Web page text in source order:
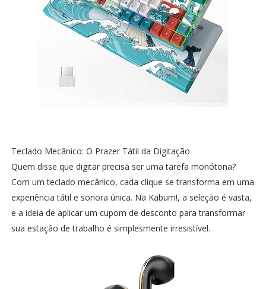
Teclado Mecânico: O Prazer Tátil da Digitação
Quem disse que digitar precisa ser uma tarefa monótona?
Com um teclado mecânico, cada clique se transforma em uma
experiência tátil e sonora única. Na Kabum!, a seleção é vasta,
e a ideia de aplicar um cupom de desconto para transformar
sua estação de trabalho é simplesmente irresistível.